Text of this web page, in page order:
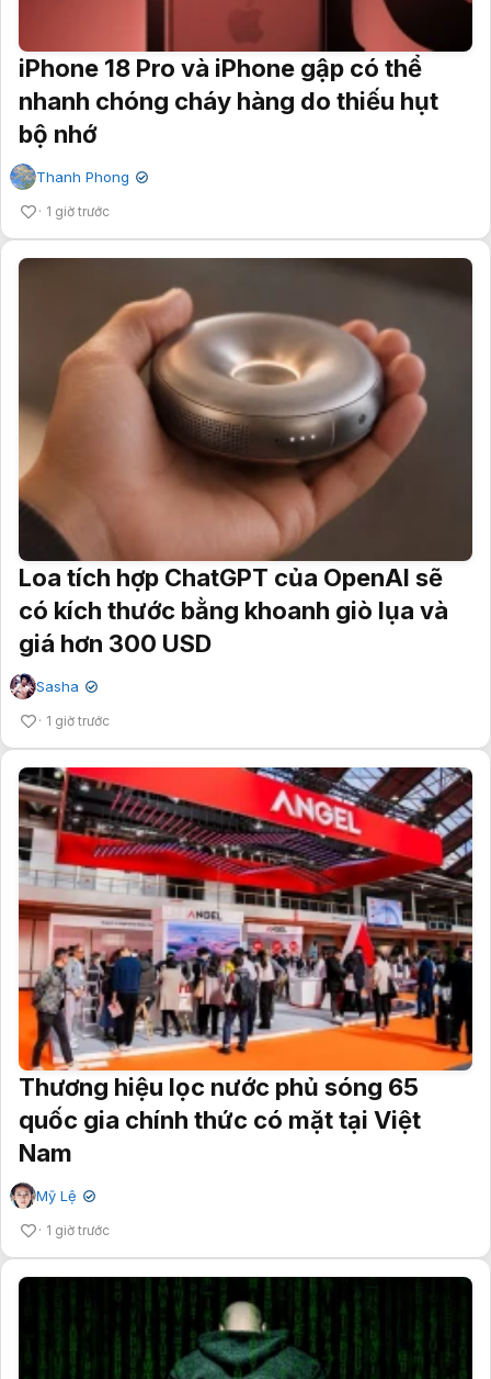
iPhone 18 Pro và iPhone gập có thể
nhanh chóng cháy hàng do thiếu hụt
bộ nhớ
Thanh Phong ✔
1 giờ trước
Loa tích hợp ChatGPT của OpenAI sẽ
có kích thước bằng khoanh giò lụa và
giá hơn 300 USD
Sasha ✔
1 giờ trước
Thương hiệu lọc nước phủ sóng 65
quốc gia chính thức có mặt tại Việt
Nam
Mỹ Lệ ✔
1 giờ trước